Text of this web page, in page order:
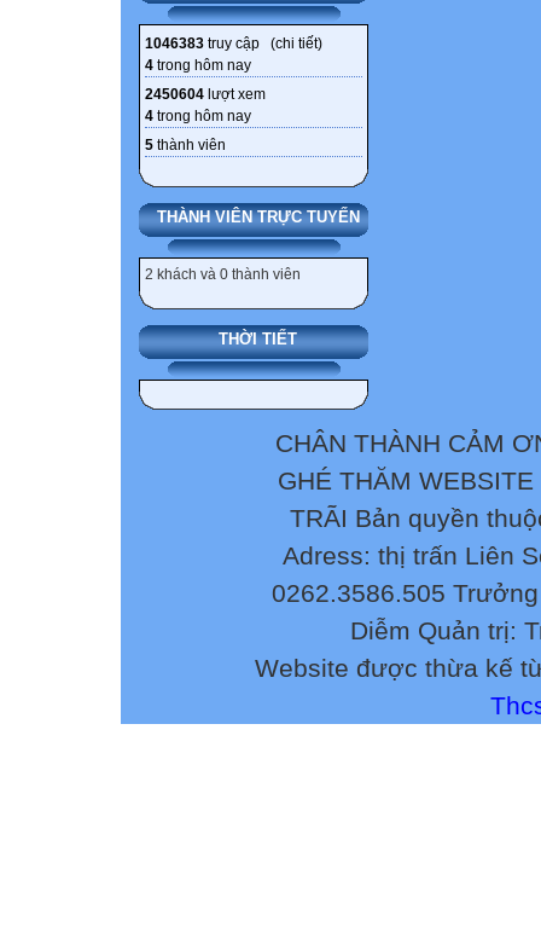
1046383 truy cập (chi tiết)
4 trong hôm nay
2450604 lượt xem
4 trong hôm nay
5 thành viên
THÀNH VIÊN TRỰC TUYẾN
2 khách và 0 thành viên
THỜI TIẾT
CHÂN THÀNH CẢM
GHÉ THĂM
TRÃI Bản quyền
Adress: thị trấn Liên
0262.3586.505
Diễm Quản trị:
Website được thừa kế